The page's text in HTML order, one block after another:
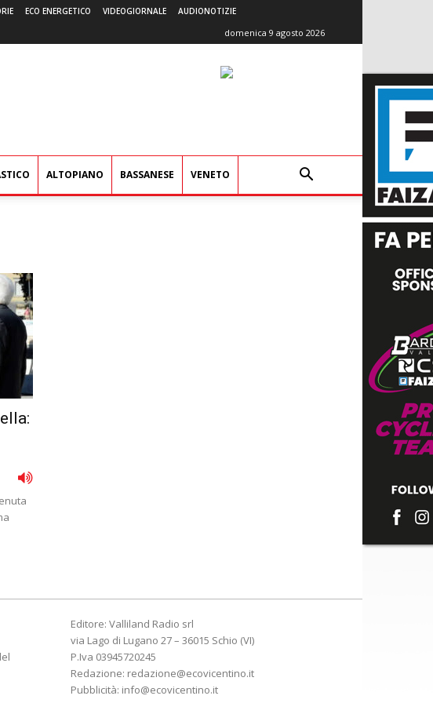
ECO ENERGETICO VIDEOGIORNALE AUDIONOTIZIE
domenica 9 agosto 2026
ALTOPIANO BASSANESE VENETO
Editore: Valliland Radio srl
via Lago di Lugano 27 – 36015 Schio (VI)
P.Iva 03945720245
Redazione: redazione@ecovicentino.it
Pubblicità: info@ecovicentino.it